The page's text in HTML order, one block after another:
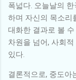
폭넓다. 오늘날의
하며 자신의 목소리
대화한 결과로 볼
차원을 넘어, 사회
있다.
결론적으로, 중도아